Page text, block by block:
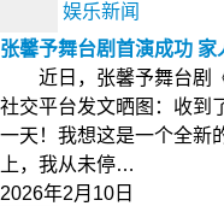
娱乐新闻
张馨予舞台剧首演成功 家
近日，张馨予舞台剧《
社交平台发文晒图：收到
一天！我想这是一个全新
上，我从未停…
2026年2月10日